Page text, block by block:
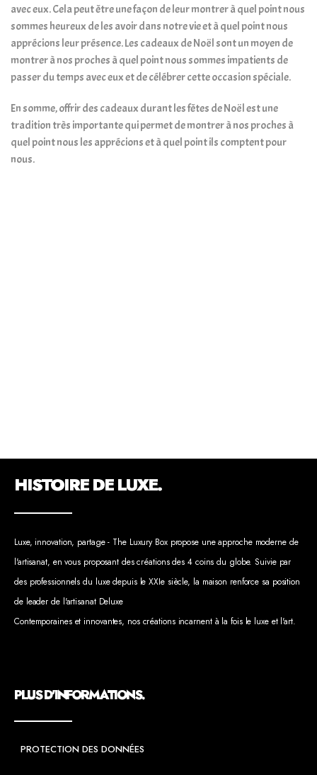
avec eux. Cela peut être une façon de leur montrer à quel point nous
sommes heureux de les avoir dans notre vie et à quel point nous
apprécions leur présence. Les cadeaux de Noël sont un moyen de
montrer à nos proches à quel point nous sommes impatients de
passer du temps avec eux et de célébrer cette occasion spéciale.
En somme, offrir des cadeaux durant les fêtes de Noël est une
tradition très importante qui permet de montrer à nos proches à
quel point nous les apprécions et à quel point ils comptent pour
nous.
HISTOIRE DE LUXE.
Luxe, innovation, partage - The Luxury Box propose une approche moderne de
l'artisanat, en vous proposant des créations des 4 coins du globe. Suivie par
des professionnels du luxe depuis le XXIe siècle, la maison renforce sa position
de leader de l'artisanat Deluxe
Contemporaines et innovantes, nos créations incarnent à la fois le luxe et l'art.
PLUS D'INFORMATIONS.
PROTECTION DES DONNÉES